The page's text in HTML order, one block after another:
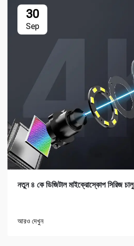
30
Sep
নতুন ৪ কে ডিজিটাল মাইক্রোস্কোপ সিরিজ চালু
আরও দেখুন